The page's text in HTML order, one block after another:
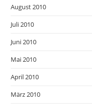
August 2010
Juli 2010
Juni 2010
Mai 2010
April 2010
März 2010